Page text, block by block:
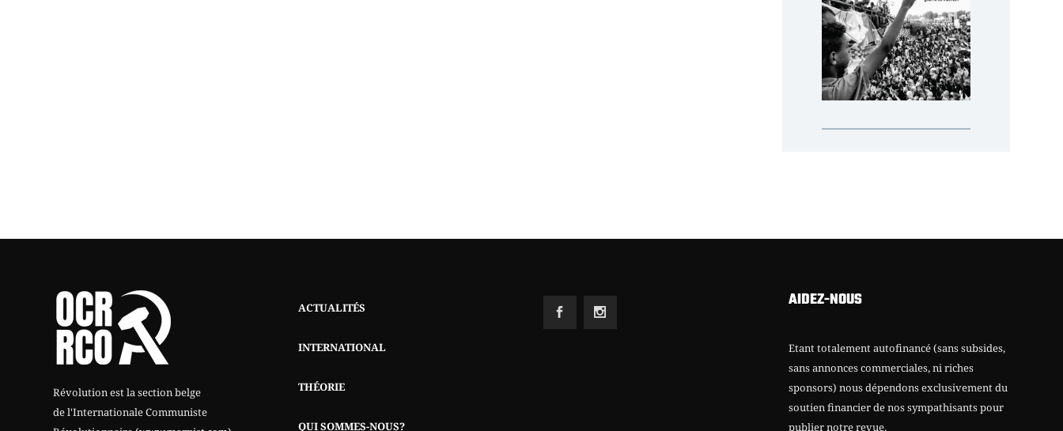
Révolution est la section belge
de l'Internationale Communiste
ACTUALITÉS
INTERNATIONAL
THÉORIE
QUI SOMMES-NOUS?
AIDEZ-NOUS
Etant totalement autofinancé (sans subsides,
sans annonces commerciales, ni riches
sponsors) nous dépendons exclusivement du
soutien financier de nos sympathisants pour
publier notre revue.